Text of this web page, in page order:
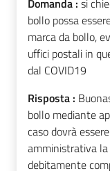
Domanda : si
bollo possa
marca da bollo,
uffici postali in
dal COVID19
Risposta :
bollo mediante
caso dovrà
amministrativa
debitamente